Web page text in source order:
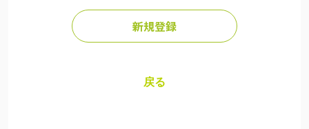
新規登録
戻る